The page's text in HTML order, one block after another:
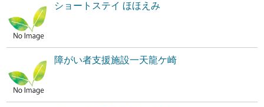
ショートステイ ほほえみ
障がい者支援施設一天龍ケ崎